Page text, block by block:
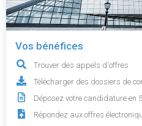
Vos bénéfices
Trouver des appels d'offres
Télécharger des dossiers de
Déposez votre candidature en
Répondez aux offres